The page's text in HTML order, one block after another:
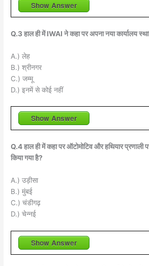
Show Answer
Q.3 हाल ही में IWAI ने कहा पर अपना नया कार्यालय
A.) लेह
B.) श्रीनगर
C.) जम्मू
D.) इनमें से कोई नहीं
Show Answer
Q.4 हाल ही में कहा पर ऑटोमोटिव और हथियार प्रणाली
किया गया है?
A.) उड़ीसा
B.) मुंबई
C.) चंडीगढ़
D.) चेन्नई
Show Answer